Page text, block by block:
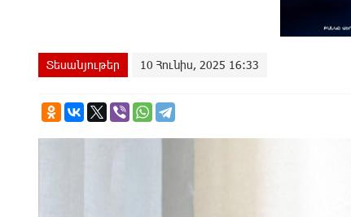
Տեսանյութեր 10 Հունիս, 2025 16:33